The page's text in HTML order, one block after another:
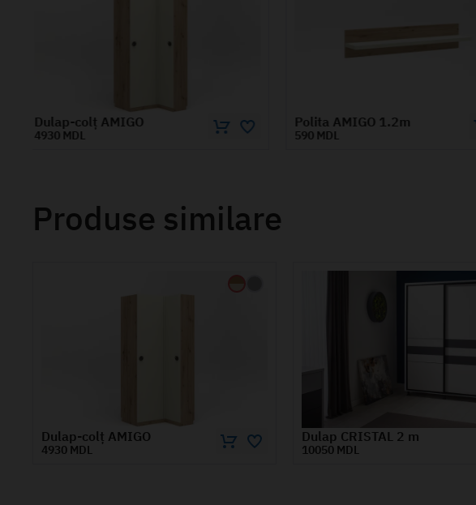
Polita AMIGO 1.2m
590 MDL 1055 MDL
Produse similare
Dulap CRISTAL 2 m
10050 MDL
Dulap CRISTAL 1.6 m
8050 MDL